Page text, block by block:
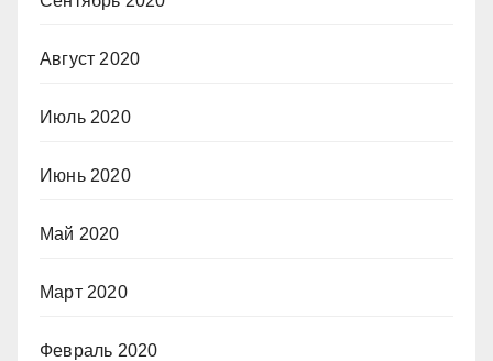
Август 2020
Июль 2020
Июнь 2020
Май 2020
Март 2020
Февраль 2020